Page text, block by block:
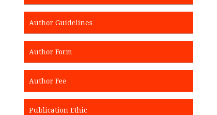
Author Guidelines
Author Form
Author Fee
Publication Ethic